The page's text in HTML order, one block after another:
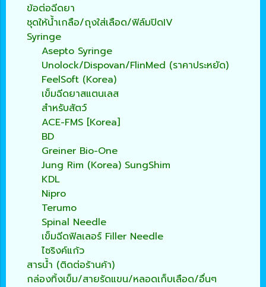
ข้อต่อฉีดยา
ชุดให้น้ำเกลือ/ถุงใส่เลือด/ฟิล์มปิดIV
Syringe
Asepto Syringe
Unolock/Dispovan/FlinMed (ราคาประหยัด)
FeelSoft (Korea)
เข็มฉีดยาสแตนเลส
สำหรับสัตว์
ACE-FMS [Korea]
BD
Greiner Bio-One
Jung Rim (Korea) SungShim
KDL
Nipro
Terumo
Spinal Needle
เข็มฉีดฟิลเลอร์ Filler Needle
ไซริงค์แก้ว
สารน้ำ (ติดต่อร้านค้า)
กล่องทิ้งเข็ม/สายรัดแขน/หลอดเก็บเลือด/อื่นๆ